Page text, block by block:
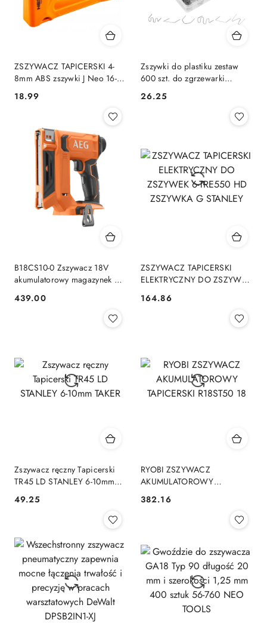
ZSZYWACZ TAPICERSKI 4-
8mm ABS zszywki J Neo 16-
033
Cena:
18.99
Zszywki do plastiku zestaw
600 szt. do zgrzewarki
lutownicy NEO TOOLS 19-159
Cena:
26.25
B18CS10-0 Zszywacz 18V
akumulatorowy magazynek n
Cena:
439.00
ZSZYWACZ TAPICERSKI
ELEKTRYCZNY DO ZSZYWEK
STANLEY
Cena:
164.86
Zszywacz ręczny Tapicerski
TR45 LD STANLEY 6-10mm
Cena:
49.25
RYOBI ZSZYWACZ
AKUMULATOROWY
Cena:
382.16